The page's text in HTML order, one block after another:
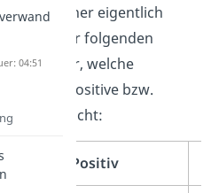
eigentlich
In der folgenden
wir dir, welche
für positive bzw.
spricht:
Positiv
04:51